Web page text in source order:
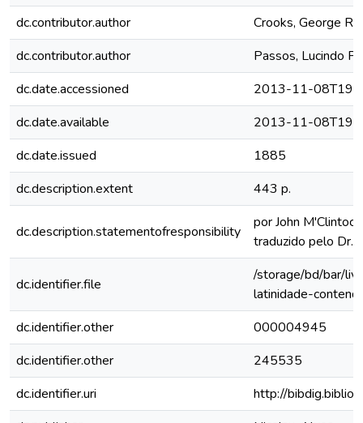
dc.contributor.author
Crooks, George R
dc.contributor.author
Passos, Lucindo
dc.date.accessioned
2013-11-
dc.date.available
2013-11-
dc.date.issued
1885
dc.description.extent
443 p.
dc.description.statementofresponsibility
por John
traduzido pelo Dr.
dc.identifier.file
/storage/bd/bar/
latinidade-
dc.identifier.other
000004945
dc.identifier.other
245535
dc.identifier.uri
http://